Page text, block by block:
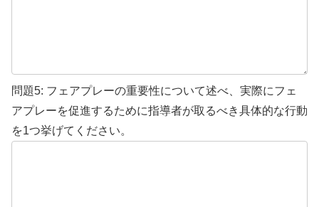
問題5: フェアプレーの重要性について述べ、実際にフェ
アプレーを促進するために指導者が取るべき具体的な行動
を1つ挙げてください。